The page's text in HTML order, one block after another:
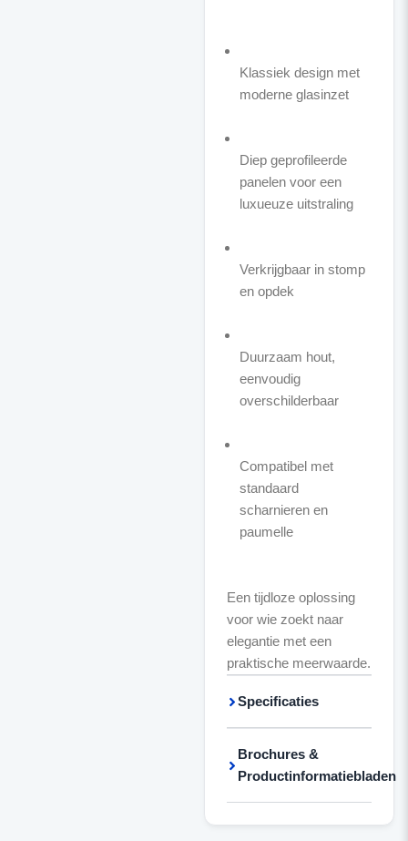
Klassiek design met
moderne glasinzet
Diep geprofileerde
panelen voor een
luxueuze uitstraling
Verkrijgbaar in stomp
en opdek
Duurzaam hout,
eenvoudig
overschilderbaar
Compatibel met
standaard
scharnieren en
paumelle
Een tijdloze oplossing
voor wie zoekt naar
elegantie met een
praktische meerwaarde.
Specificaties
Brochures &
Productinformatiebladen